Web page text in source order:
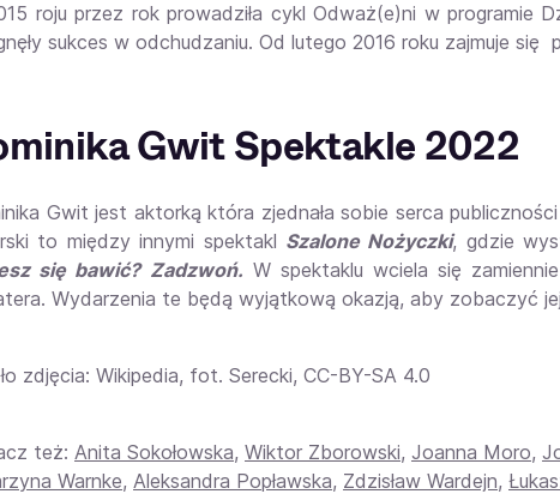
roju przez rok prowadziła cykl Odważ(e)ni w programie
sukces w odchudzaniu. Od lutego 2016 roku zajmuje
Gwit Spektakle 2022
Gwit jest aktorką która zjednała sobie serca
to między innymi spektakl Szalone Nożyczki, gdzie
się bawić? Zadzwoń. W spektaklu wciela się
Wydarzenia te będą wyjątkową okazją, aby zobaczyć
zdjęcia: Wikipedia, fot. Serecki, CC-BY-SA 4.0
też: Anita Sokołowska, Wiktor Zborowski, Joanna Moro,
Warnke, Aleksandra Popławska, Zdzisław Wardejn,